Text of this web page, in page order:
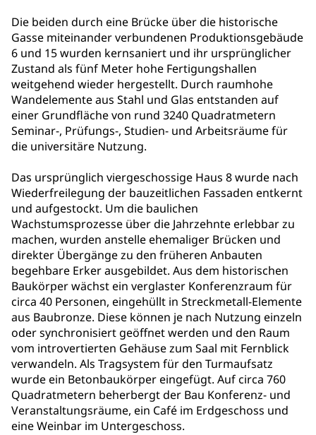
Die beiden durch eine Brücke über die historische
Gasse miteinander verbundenen Produktionsgebäude
6 und 15 wurden kernsaniert und ihr ursprünglicher
Zustand als fünf Meter hohe Fertigungshallen
weitgehend wieder hergestellt. Durch raumhohe
Wandelemente aus Stahl und Glas entstanden auf
einer Grundfläche von rund 3240 Quadratmetern
Seminar-, Prüfungs-, Studien- und Arbeitsräume für
die universitäre Nutzung.
Das ursprünglich viergeschossige Haus 8 wurde nach
Wiederfreilegung der bauzeitlichen Fassaden entkernt
und aufgestockt. Um die baulichen
Wachstumsprozesse über die Jahrzehnte erlebbar zu
machen, wurden anstelle ehemaliger Brücken und
direkter Übergänge zu den früheren Anbauten
begehbare Erker ausgebildet. Aus dem historischen
Baukörper wächst ein verglaster Konferenzraum für
circa 40 Personen, eingehüllt in Streckmetall-Elemente
aus Baubronze. Diese können je nach Nutzung einzeln
oder synchronisiert geöffnet werden und den Raum
vom introvertierten Gehäuse zum Saal mit Fernblick
verwandeln. Als Tragsystem für den Turmaufsatz
wurde ein Betonbaukörper eingefügt. Auf circa 760
Quadratmetern beherbergt der Bau Konferenz- und
Veranstaltungsräume, ein Café im Erdgeschoss und
eine Weinbar im Untergeschoss.